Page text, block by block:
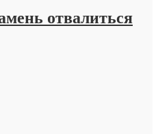
отвалиться